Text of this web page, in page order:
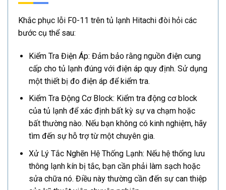
Khắc phục lỗi F0-11 trên tủ lạnh Hitachi đòi hỏi các
bước cụ thể sau:
Kiểm Tra Điện Áp: Đảm bảo rằng nguồn điện cung
cấp cho tủ lạnh đúng với điện áp quy định. Sử dụng
một thiết bị đo điện áp để kiểm tra.
Kiểm Tra Động Cơ Block: Kiểm tra động cơ block
của tủ lạnh để xác định bất kỳ sự va chạm hoặc
bất thường nào. Nếu bạn không có kinh nghiệm, hãy
tìm đến sự hỗ trợ từ một chuyên gia.
Xử Lý Tắc Nghẽn Hệ Thống Lạnh: Nếu hệ thống lưu
thông lạnh kín bị tắc, bạn cần phải làm sạch hoặc
sửa chữa nó. Điều này thường cần đến sự can thiệp